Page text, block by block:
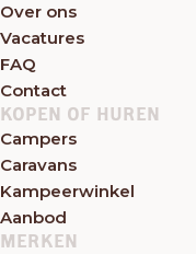
Over ons
Vacatures
FAQ
Contact
KOPEN OF HUREN
Campers
Caravans
Kampeerwinkel
Aanbod
MERKEN